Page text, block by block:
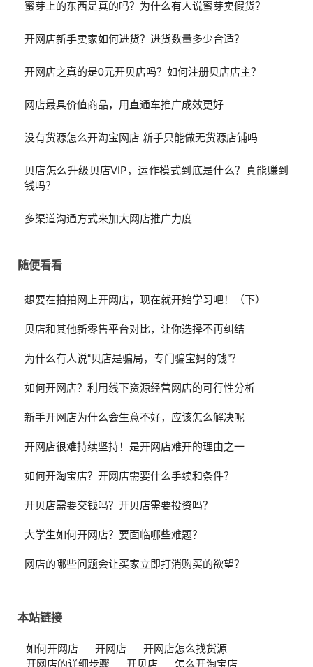
蜜芽上的东西是真的吗？为什么有人说蜜芽卖假货？
开网店新手卖家如何进货？进货数量多少合适？
开网店之真的是0元开贝店吗？如何注册贝店店主？
网店最具价值商品，用直通车推广成效更好
没有货源怎么开淘宝网店 新手只能做无货源店铺吗
贝店怎么升级贝店VIP，运作模式到底是什么？真能赚到
钱吗？
多渠道沟通方式来加大网店推广力度
随便看看
想要在拍拍网上开网店，现在就开始学习吧！（下）
贝店和其他新零售平台对比，让你选择不再纠结
为什么有人说“贝店是骗局，专门骗宝妈的钱”？
如何开网店？利用线下资源经营网店的可行性分析
新手开网店为什么会生意不好，应该怎么解决呢
开网店很难持续坚持！是开网店难开的理由之一
如何开淘宝店？开网店需要什么手续和条件？
开贝店需要交钱吗？开贝店需要投资吗？
大学生如何开网店？要面临哪些难题？
网店的哪些问题会让买家立即打消购买的欲望？
本站链接
如何开网店 开网店
开网店怎么找货源
开网店的详细步骤
开贝店 怎么开淘宝店